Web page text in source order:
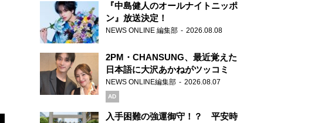
『中島健人のオールナイトニッポ
ン』放送決定！
NEWS ONLINE 編集部 2026.08.08
2PM・CHANSUNG、最近覚えた
日本語に大沢あかねがツッコミ
NEWS ONLINE編集部 2026.08.07
AD
入手困難の強運御守！？ 平安時